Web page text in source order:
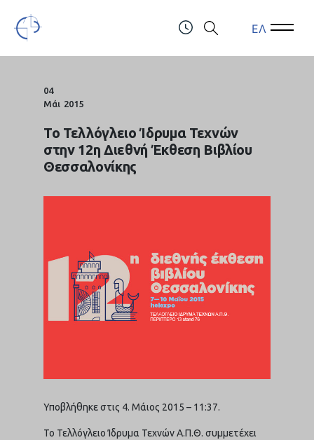
Open Menu ΕΛ Open
04
Μάι 2015
Το Τελλόγλειο Ίδρυμα Τεχνών
στην 12η Διεθνή Έκθεση Βιβλίου
Θεσσαλονίκης
Υποβλήθηκε στις 4. Μάιος 2015 – 11:37.
Το Τελλόγλειο Ίδρυμα Τεχνών Α.Π.Θ. συμμετέχει